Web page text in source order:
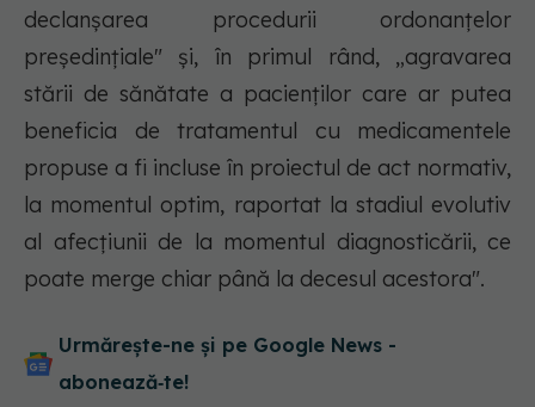
declanșarea procedurii ordonanțelor
președințiale" și, în primul rând, „agravarea
stării de sănătate a pacienților care ar putea
beneficia de tratamentul cu medicamentele
propuse a fi incluse în proiectul de act normativ,
la momentul optim, raportat la stadiul evolutiv
al afecțiunii de la momentul diagnosticării, ce
poate merge chiar până la decesul acestora".
Urmărește-ne și pe Google News -
abonează‑te!